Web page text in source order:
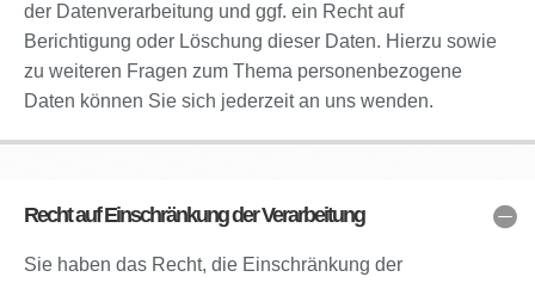
der Datenverarbeitung und ggf. ein Recht auf
Berichtigung oder Löschung dieser Daten. Hierzu sowie
zu weiteren Fragen zum Thema personenbezogene
Daten können Sie sich jederzeit an uns wenden.
Recht auf Einschränkung der Verarbeitung
Sie haben das Recht, die Einschränkung der